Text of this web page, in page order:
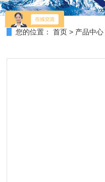
您的位置： 首页 > 产品中心